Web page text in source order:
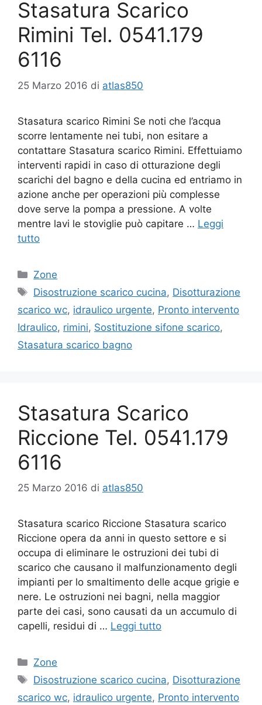
Stasatura Scarico
Rimini Tel. 0541.179
6116
25 Marzo 2016 di atlas850
Stasatura scarico Rimini Se noti che l’acqua
scorre lentamente nei tubi, non esitare a
contattare Stasatura scarico Rimini. Effettuiamo
interventi rapidi in caso di otturazione degli
scarichi del bagno e della cucina ed entriamo in
azione anche per operazioni più complesse
dove serve la pompa a pressione. A volte
mentre lavi le stoviglie può capitare … Leggi
tutto
Categorie
Zone
Tag
Disostruzione scarico cucina, Disotturazione
scarico wc, idraulico urgente, Pronto intervento
Idraulico, rimini, Sostituzione sifone scarico,
Stasatura scarico bagno
Stasatura Scarico
Riccione Tel. 0541.179
6116
25 Marzo 2016 di atlas850
Stasatura scarico Riccione Stasatura scarico
Riccione opera da anni in questo settore e si
occupa di eliminare le ostruzioni dei tubi di
scarico che causano il malfunzionamento degli
impianti per lo smaltimento delle acque grigie e
nere. Le ostruzioni nei bagni, nella maggior
parte dei casi, sono causati da un accumulo di
capelli, residui di … Leggi tutto
Categorie
Zone
Tag
Disostruzione scarico cucina, Disotturazione
scarico wc, idraulico urgente, Pronto intervento